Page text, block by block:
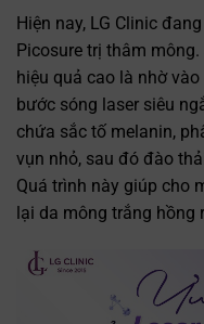
Hiện nay, LG Clinic
Picosure trị thâm
hiệu quả cao là nhờ
bước sóng laser siêu
chứa sắc tố melanin,
vụn nhỏ, sau đó đào
Quá trình này giúp cho
lại da mông trắng hồng